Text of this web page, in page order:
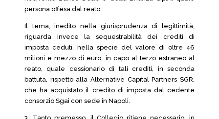
persona offesa dal reato.
Il tema, inedito nella giurisprudenza di legittimità,
riguarda invece la sequestrabilità dei crediti di
imposta ceduti, nella specie del valore di oltre 46
milioni e mezzo di euro, in capo al terzo estraneo al
reato, quale cessionario di tali crediti, in seconda
battuta, rispetto alla Alternative Capital Partners SGR,
che ha acquistato il credito di imposta dal cedente
consorzio Sgai con sede in Napoli.